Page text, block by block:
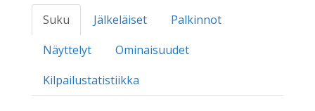
Suku Jälkeläiset
Palkinnot
Näyttelyt
Ominaisuudet
Kilpailustatistiikka